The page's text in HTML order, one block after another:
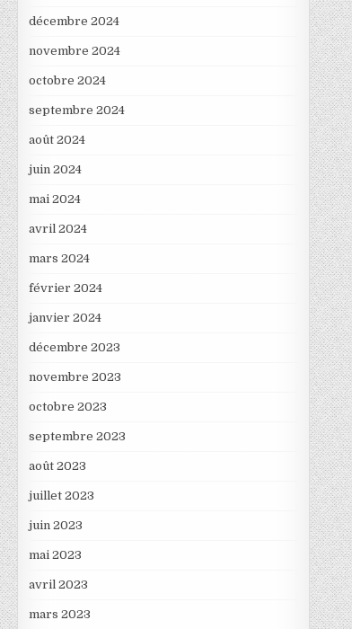
décembre 2024
novembre 2024
octobre 2024
septembre 2024
août 2024
juin 2024
mai 2024
avril 2024
mars 2024
février 2024
janvier 2024
décembre 2023
novembre 2023
octobre 2023
septembre 2023
août 2023
juillet 2023
juin 2023
mai 2023
avril 2023
mars 2023